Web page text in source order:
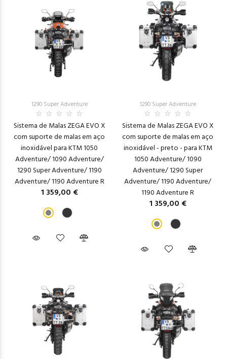
1290 Super Adventure
Sistema de Malas ZEGA EVO X
com suporte de malas em aço
inoxidável para KTM 1050
Adventure/ 1090 Adventure/
1290 Super Adventure/ 1190
Adventure/ 1190 Adventure R
1 359,00 €
1290 Super Adventure
Sistema de Malas ZEGA EVO X
com suporte de malas em aço
inoxidável - preto - para KTM
1050 Adventure/ 1090
Adventure/ 1290 Super
Adventure/ 1190 Adventure/
1190 Adventure R
1 359,00 €